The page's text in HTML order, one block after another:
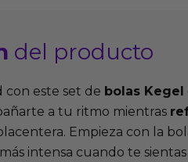
del producto
este set de bolas Kegel
a tu ritmo mientras
Empieza con la
intensa cuando te